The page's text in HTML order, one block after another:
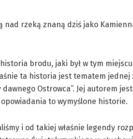
nad rzeką znaną dziś jako
brodu, jaki był w tym
ta historia jest tematem jednej
dawnego Ostrowca”. Jej autorem
to wymyślone historie.
i od takiej właśnie legendy